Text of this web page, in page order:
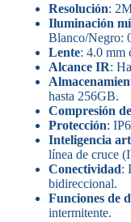
Resolución:
Iluminación
Blanco/Negro:
Lente: 4.0 mm
Alcance IR:
hasta 256GB.
Compresión
Protección:
Inteligencia
línea de cruce
Conectividad:
bidireccional.
Funciones de
intermitente.